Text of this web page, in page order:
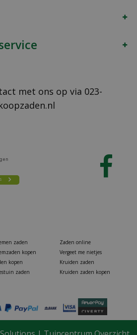
met ons op via 023-
zaden
kopen
kopen
zaden
Zaden online
Vergeet me nietjes
Kruiden zaden
Kruiden zaden kopen